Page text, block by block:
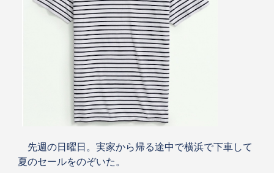
先週の日曜日。実家から帰る途中で横浜で下車して
夏のセールをのぞいた。